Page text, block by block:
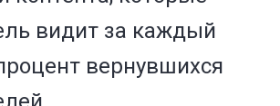
видит за каждый
вернувшихся